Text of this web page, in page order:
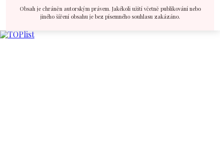
Obsah je chráněn autorským právem. Jakékoli užití včetně publikování nebo
jiného šíření obsahu je bez písemného souhlasu zakázáno.